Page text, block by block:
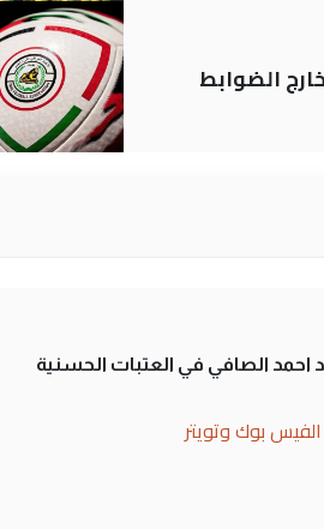
احمد الصافي في العتبات الحسنية
بوك وتويتر